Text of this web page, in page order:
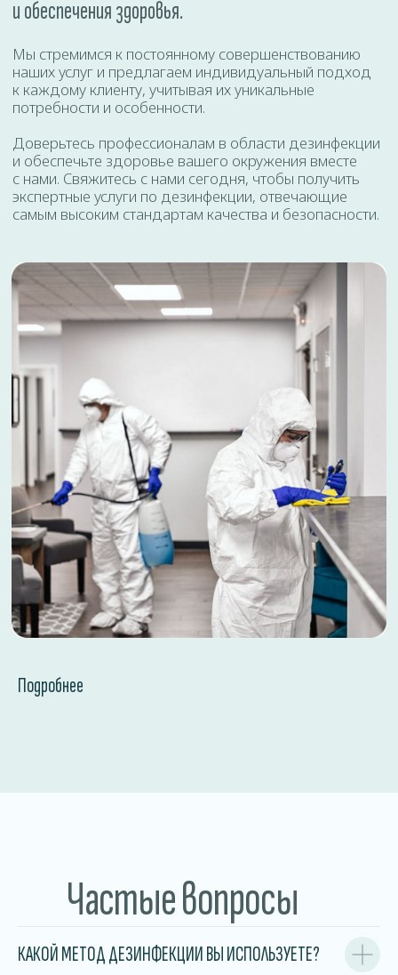
Подробнее
Частые вопросы
КАКОЙ МЕТОД ДЕЗИНФЕКЦИИ ВЫ ИСПОЛЬЗУЕТЕ?